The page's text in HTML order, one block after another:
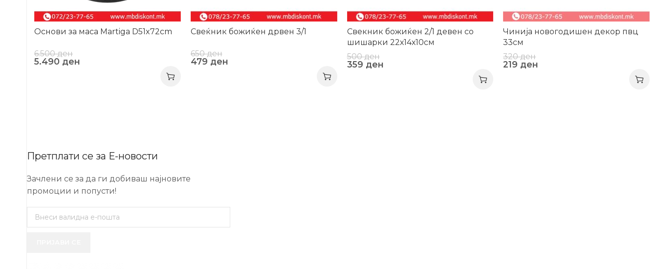
Основи за маса Martiga D51x72cm
6.500ден
5.490 ден
Свеќник божиќен дрвен 3/1
650ден
479 ден
Свекник божиќен 2/1 девен со
шишарки 22х14х10см
500ден
359 ден
Чинија новогодишен декор пвц
33см
320ден
219 ден
Претплати се за Е-новости
Зачлени се за да ги добиваш најновите
промоции и попусти!